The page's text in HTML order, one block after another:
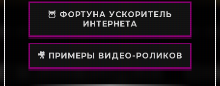
🦉 ФОРТУНА УСКОРИТЕЛЬ
ИНТЕРНЕТА
🎥 ПРИМЕРЫ ВИДЕО-РОЛИКОВ